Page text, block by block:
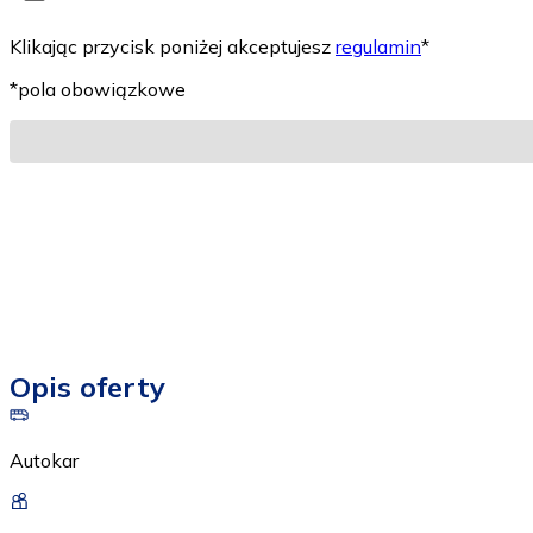
Klikając przycisk poniżej akceptujesz regulamin*
*pola obowiązkowe
Opis oferty
Autokar